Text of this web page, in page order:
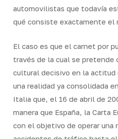
automovilistas que todavía
qué consiste exactamente el
El caso es que el carnet por
través de la cual se pretende
cultural decisivo en la actitud
una realidad ya consolidada
Italia que, el 16 de abril de
manera que España, la Carta
con el objetivo de operar una